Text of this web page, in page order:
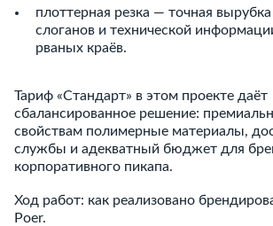
плоттерная резка — точная
слоганов и технической
рваных краёв.
Тариф «Стандарт» в этом проекте даёт
сбалансированное решение:
свойствам полимерные материалы,
службы и адекватный бюджет для
корпоративного пикапа.
Ход работ: как реализовано
Poer.